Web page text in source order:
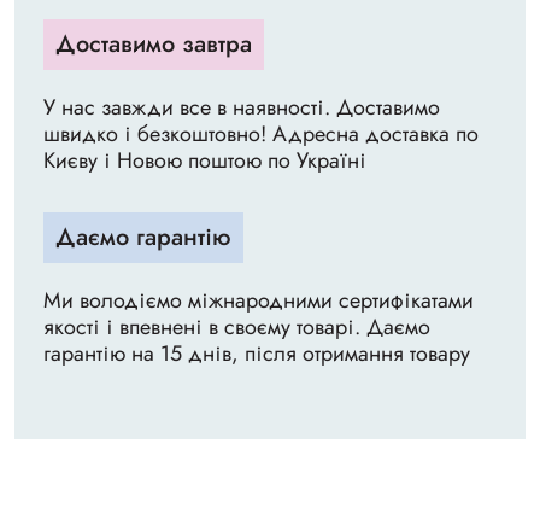
Доставимо завтра
У нас завжди все в наявності. Доставимо
швидко і безкоштовно! Адресна доставка по
Києву і Новою поштою по Україні
Даємо гарантію
Ми володіємо міжнародними сертифікатами
якості і впевнені в своєму товарі. Даємо
гарантію на 15 днів, після отримання товару